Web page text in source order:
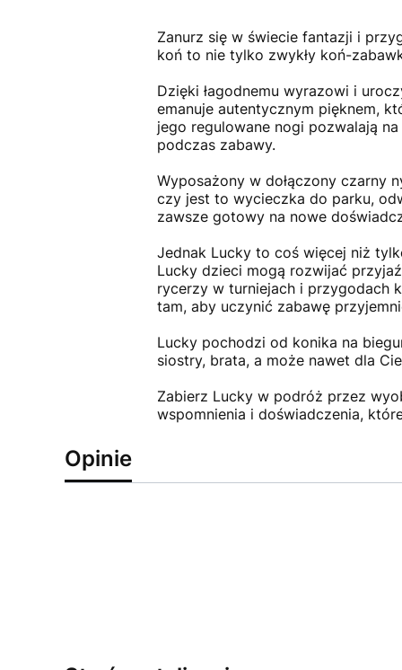
Zanurz się w świecie fantazji i
koń to nie tylko zwykły koń-
Dzięki łagodnemu wyrazowi i
emanuje autentycznym pięknem,
jego regulowane nogi pozwalają
podczas zabawy.
Wyposażony w dołączony czarny
czy jest to wycieczka do parku,
zawsze gotowy na nowe
Jednak Lucky to coś więcej niż
Lucky dzieci mogą rozwijać
rycerzy w turniejach i przygodach
tam, aby uczynić zabawę
Lucky pochodzi od konika na
siostry, brata, a może nawet dla
Zabierz Lucky w podróż przez
wspomnienia i doświadczenia,
Opinie